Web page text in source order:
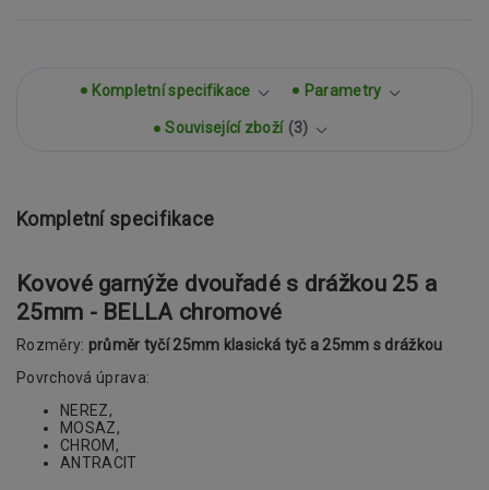
Kompletní specifikace Parametry
Související zboží 3
Kompletní specifikace
Kovové garnýže dvouřadé s drážkou 25 a
25mm - BELLA chromové
Rozměry: průměr tyčí 25mm klasická tyč a 25mm s drážkou
Povrchová úprava:
NEREZ,
MOSAZ,
CHROM,
ANTRACIT